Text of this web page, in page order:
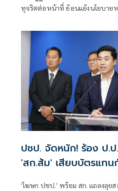
ทุจริตต่อหน้าที่ ย้อนแย้งนโยบายห
ปชป. จัดหนัก! ร้อง ป.ป
'สก.ส้ม' เสียบบัตรแทน
'โฆษก ปชป.' พร้อม สก. แถลงลุย